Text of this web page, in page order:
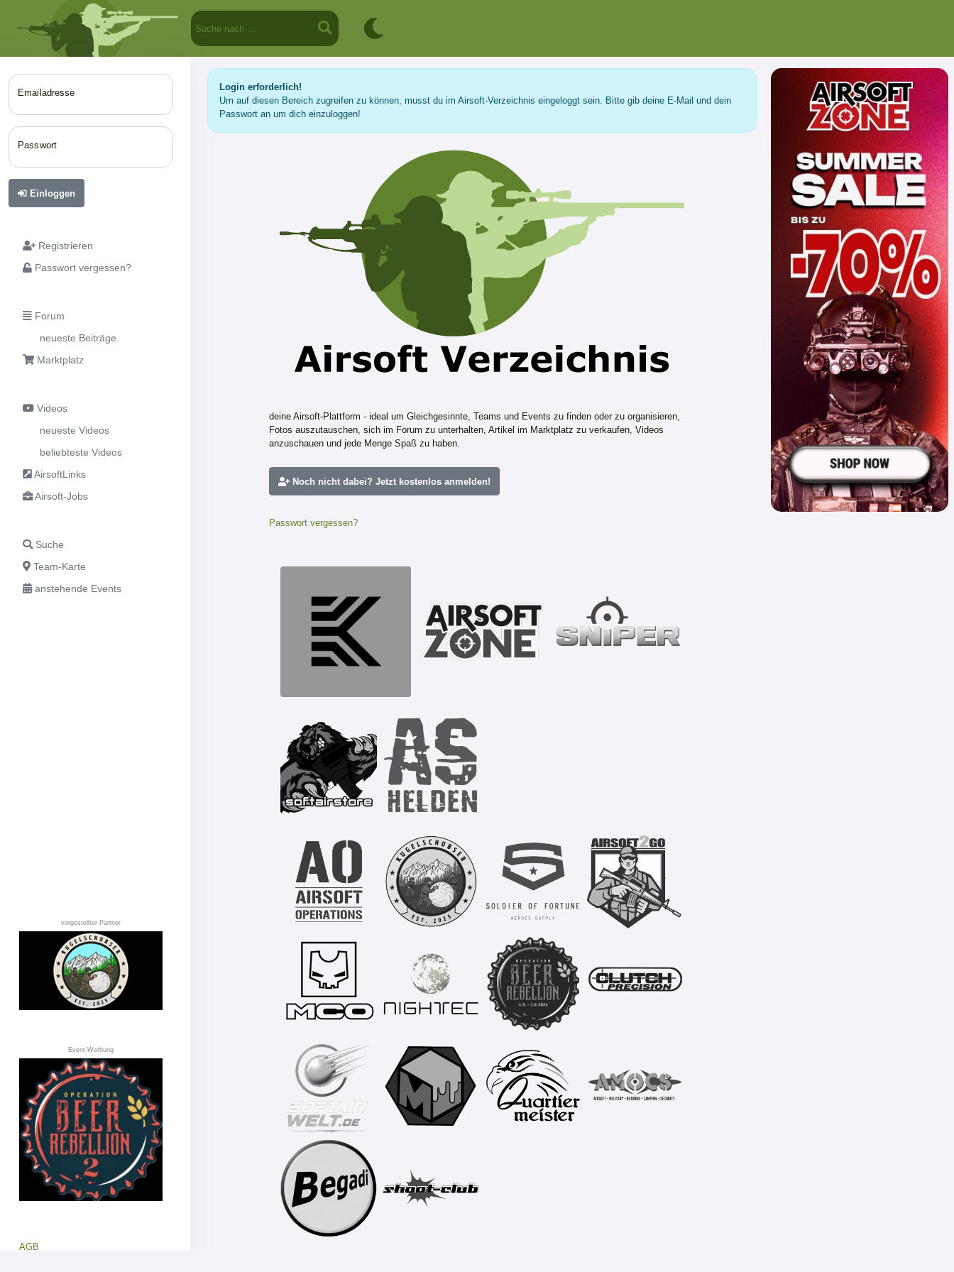
Emailadresse
Passwort
Einloggen
Registrieren
Passwort vergessen?
Forum
neueste Beiträge
Marktplatz
Videos
neueste Videos
beliebteste Videos
AirsoftLinks
Airsoft-Jobs
Suche
Team-Karte
anstehende Events
vorgestellter Partner
Event-Werbung
AGB
Login erforderlich!
Um auf diesen Bereich zugreifen zu können, musst du im Airsoft-Verzeichnis eingeloggt sein. Bitte gib deine E-Mail und dein
Passwort an um dich einzuloggen!
deine Airsoft-Plattform - ideal um Gleichgesinnte, Teams und Events zu finden oder zu organisieren,
Fotos auszutauschen, sich im Forum zu unterhalten, Artikel im Marktplatz zu verkaufen, Videos
anzuschauen und jede Menge Spaß zu haben.
Noch nicht dabei? Jetzt kostenlos anmelden!
Passwort vergessen?